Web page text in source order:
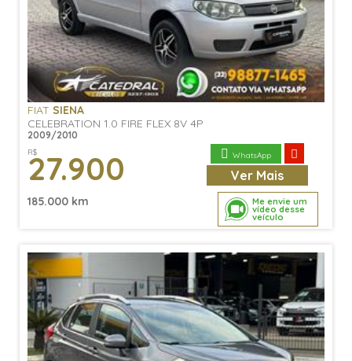
Me envie um
vídeo desse
veículo
FIAT SIENA
CELEBRATION 1.0 FIRE FLEX 8V 4P
2009/2010
R$
27.900 WhatsApp
Ver Mais
185.000 km